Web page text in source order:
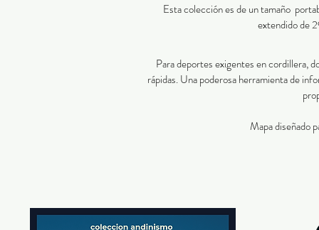
​Esta colección es de un tamaño
extendido de
Para deportes exigentes en cordillera,
rápidas. Una poderosa herramienta de
Mapa diseñado